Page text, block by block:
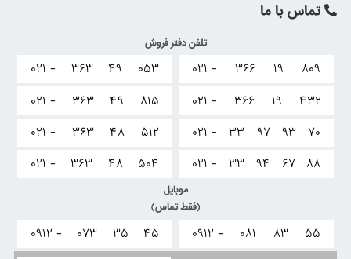
تماس با ما
تلفن دفتر فروش
۰۲۱ - ۳۶۶ ۱۹
۸۰۹
۰۲۱ -
۳۶۶ ۱۹
۴۳۲
۰۲۱ -
۳۳ ۹۷ ۹۳
۷۰
۰۲۱ -
۳۳ ۹۴ ۶۷ ۸۸
۰۲۱ - ۳۶۳ ۴۹
۰۵۳
۰۲۱ -
۳۶۳ ۴۹
۸۱۵
۰۲۱ -
۳۶۳ ۴۸
۵۱۲
۰۲۱ -
۳۶۳ ۴۸ ۵۰۴
موبایل
(فقط تماس)
۰۹۱۲ - ۰۸۱ ۸۳ ۵۵ ۰۹۱۲ - ۰۷۳ ۳۵ ۴۵